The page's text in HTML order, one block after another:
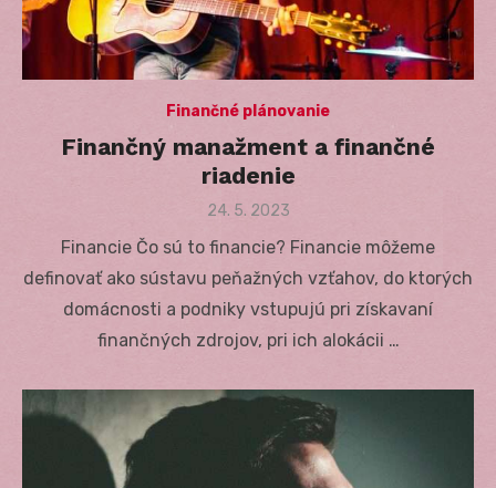
Finančné plánovanie
Finančný manažment a finančné
riadenie
Posted
24. 5. 2023
Financie Čo sú to financie? Financie môžeme
definovať ako sústavu peňažných vzťahov, do ktorých
domácnosti a podniky vstupujú pri získavaní
finančných zdrojov, pri ich alokácii …